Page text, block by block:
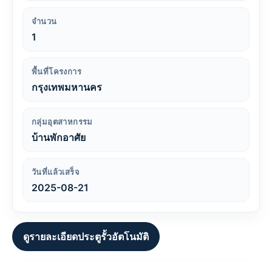
จำนวน
1
พื้นที่โครงการ
กรุงเทพมหานคร
กลุ่มอุตสาหกรรม
บ้านพักอาศัย
วันที่แล้วเสร็จ
2025-08-21
ดูรายละเอียดประตูรั้วอัตโนมัติ